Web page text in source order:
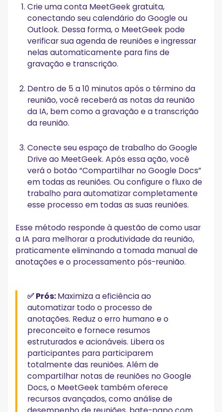
Crie uma conta MeetGeek gratuita,
conectando seu calendário do Google ou
Outlook. Dessa forma, o MeetGeek pode
verificar sua agenda de reuniões e ingressar
nelas automaticamente para fins de
gravação e transcrição.
Dentro de 5 a 10 minutos após o término da
reunião, você receberá as notas da reunião
da IA, bem como a gravação e a transcrição
da reunião.
Conecte seu espaço de trabalho do Google
Drive ao MeetGeek. Após essa ação, você
verá o botão “Compartilhar no Google Docs”
em todas as reuniões. Ou configure o fluxo de
trabalho para automatizar completamente
esse processo em todas as suas reuniões.
Esse método responde à questão de como usar
a IA para melhorar a produtividade da reunião,
praticamente eliminando a tomada manual de
anotações e o processamento pós-reunião.
✅ Prós:Maximiza a eficiência ao
automatizar todo o processo de
anotações. Reduz o erro humano e o
preconceito e fornece resumos
estruturados e acionáveis. Libera os
participantes para participarem
totalmente das reuniões. Além de
compartilhar notas de reuniões no Google
Docs, o MeetGeek também oferece
recursos avançados, como análise de